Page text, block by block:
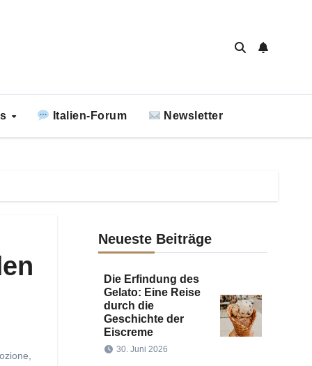
Italien-Forum Newsletter
Neueste Beiträge
Die Erfindung des
Gelato: Eine Reise
durch die
Geschichte der
Eiscreme
30. Juni 2026